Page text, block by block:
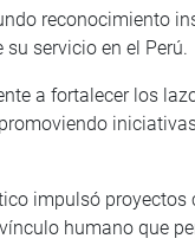
reconocimiento
servicio en el Perú.
a fortalecer los
impulsó
humano que